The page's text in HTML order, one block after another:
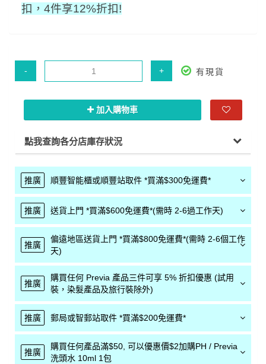
扣，4件享12%折扣!
- + 有現貨
加入購物車
點我查詢各分店庫存狀況
推廣 順豐智能櫃或順豐站取件 *買滿$300免運費*
推廣 送貨上門 *買滿$600免運費*(需時 2-6過工作天)
推廣
偏遠地區送貨上門 *買滿$800免運費*(需時 2-6個工作
天)
推廣
購買任何 Previa 產品三件可享 5% 折扣優惠 (試用
裝，染髮產品及旅行裝除外)
推廣 郵局或智郵站取件 *買滿$200免運費*
推廣
購買任何產品滿$50, 可以優惠價$2加購PH / Previa
洗頭水 10ml 1包